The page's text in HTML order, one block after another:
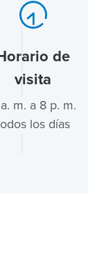
de
visita
m. a 8 p. m.
los días